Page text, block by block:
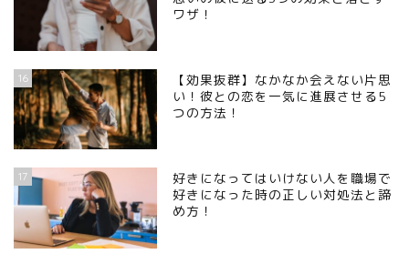
ワザ！
16
【効果抜群】なかなか会えない片思
い！彼との恋を一気に進展させる5
つの方法！
17
好きになってはいけない人を職場で
好きになった時の正しい対処法と諦
め方！